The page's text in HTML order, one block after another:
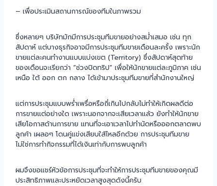
– เพื่อประเมินสถานการณ์ของทีมในภาพรวม
ซึ่งหลายๆ บริษัทมักมีการประชุมทีมขายอย่างสม่ำเสมอ เช่น ทุก
สัปดาห์ แต่บางธุรกิจอาจมีการประชุมทีมขายเดือนละครั้ง เพราะนัก
ขายแต่ละคนทำงานแบบแบ่งเขต (Territory) ซึ่งสัปดาห์สุดท้าย
ของเดือนจะเรียกว่า “ช่วงปิดทริป” เพื่อให้นักขายแต่ละภูมิภาค เช่น
เหนือ ใต้ ออก ตก กลาง ได้เข้ามาประชุมทีมขายที่สำนักงานใหญ่
แต่การประชุมแบบพร่ำเพรื่อหรือถี่เกินไปกลับไม่ทำให้เกิดผลดีต่อ
การขายแต่อย่างใด เพราะนอกจากจะเสียเวลาแล้ว ยังทำให้นักขาย
เสียโอกาสด้านการขาย แทนที่จะเอาเวลาไปทำนัดหรือออกตลาดพบ
ลูกค้า เผลอๆ โดนคู่แข่งเสียบใส้ไหลอีกด้วย การประชุมทีมขาย
ไม่ใช่การทำกิจกรรมที่ได้เงินเท่ากับการพบลูกค้า
ผมจึงขอแชร์หัวข้อการประชุมที่จะทำให้การประชุมทีมขายของคุณมี
ประสิทธิภาพและประหยัดเวลาสูงสุดดังนี้ครับ